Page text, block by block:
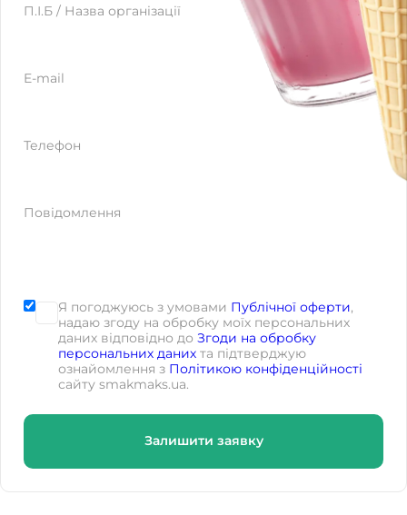
П.І.Б / Назва організації
E-mail
Телефон
Повідомлення
Website
Я погоджуюсь з умовами Публічної оферти,
надаю згоду на обробку моїх персональних
даних відповідно до Згоди на обробку
персональних даних та підтверджую
ознайомлення з Політикою конфіденційності
сайту smakmaks.ua.
Залишити заявку